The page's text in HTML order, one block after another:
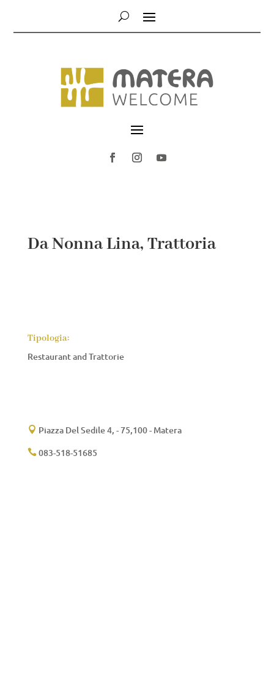
Da Nonna Lina, Trattoria
Tipologia:
Restaurant and Trattorie
 Piazza Del Sedile 4, - 75,100 - Matera
083-518-51685